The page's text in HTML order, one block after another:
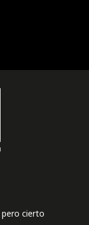
cierto